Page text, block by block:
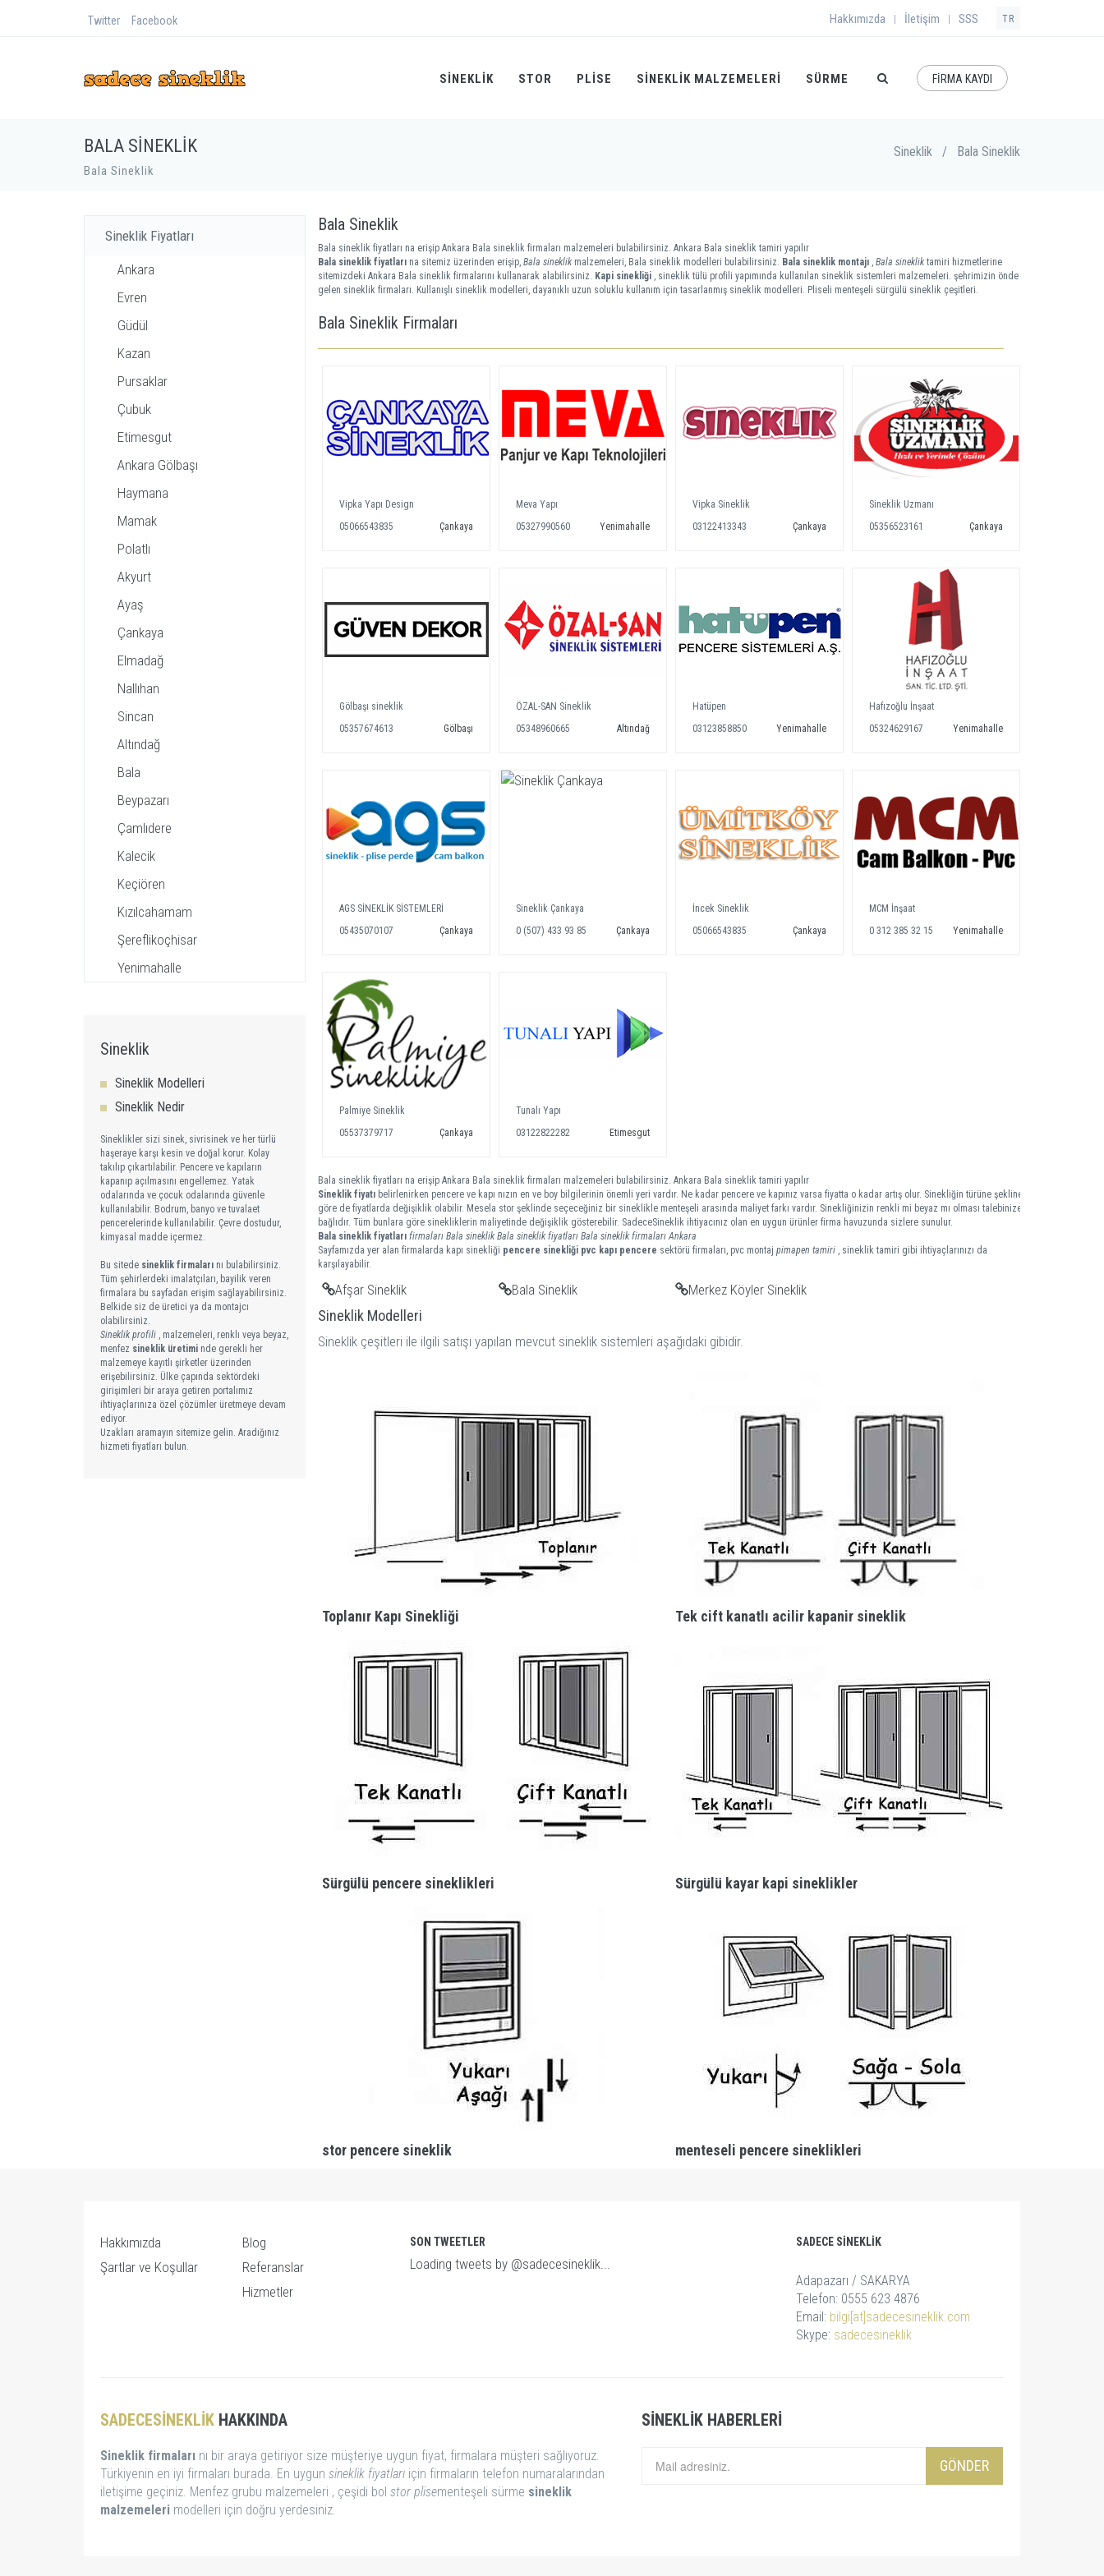
Twitter Facebook Hakkımızda | İletişim | SSS TR
SINEKLIK STOR PLİSE SINEKLIK MALZEMELERI SÜRME FİRMA KAYDI
BALA SINEKLIK
Bala Sineklik
Sineklik / Bala Sineklik
Sineklik Fiyatları
Ankara
Evren
Güdül
Kazan
Pursaklar
Çubuk
Etimesgut
Ankara Gölbaşı
Haymana
Mamak
Polatlı
Akyurt
Ayaş
Çankaya
Elmadağ
Nallıhan
Sincan
Altındağ
Bala
Beypazarı
Çamlıdere
Kalecik
Keçiören
Kızılcahamam
Şereflikoçhisar
Yenimahalle
Sineklik
Sineklik Modelleri
Sineklik Nedir
Sineklikler sizi sinek, sivrisinek ve her türlü
haşeraye karşı kesin ve doğal korur. Kolay
takılıp çıkartılabilir. Pencere ve kapıların
kapanıp açılmasını engellemez. Yatak
odalarında ve çocuk odalarında güvenle
kullanılabilir. Bodrum, banyo ve tuvalaet
pencerelerinde kullanılabilir. Çevre dostudur,
kimyasal madde içermez.
Bu sitede sineklik firmaları nı bulabilirsiniz.
Tüm şehirlerdeki imalatçıları, bayilik veren
firmalara bu sayfadan erişim sağlayabilirsiniz.
Belkide siz de üretici ya da montajcı
olabilirsiniz.
Sineklik profili , malzemeleri, renklı veya beyaz,
menfez sineklik üretimi nde gerekli her
malzemeye kayıtlı şirketler üzerinden
erişebilirsiniz. Ülke çapında sektördeki
girişimleri bir araya getiren portalımız
ihtiyaçlarınıza özel çözümler üretmeye devam
ediyor.
Uzakları aramayın sitemize gelin. Aradığınız
hizmeti fiyatları bulun.
Bala Sineklik
Bala sineklik fiyatları na erişip Ankara Bala sineklik firmaları malzemeleri bulabilirsiniz. Ankara Bala sineklik tamiri yapılır
Bala sineklik fiyatları na sitemiz üzerinden erişip, Bala sineklik malzemeleri, Bala sineklik modelleri bulabilirsiniz. Bala sineklik montajı , Bala sineklik tamiri hizmetlerine
sitemizdeki Ankara Bala sineklik firmalarını kullanarak alabilirsiniz. Kapi sinekliği , sineklik tülü profili yapımında kullanılan sineklik sistemleri malzemeleri. şehrimizin önde
gelen sineklik firmaları. Kullanışlı sineklik modelleri, dayanıklı uzun soluklu kullanım için tasarlanmış sineklik modelleri. Pliseli menteşeli sürgülü sineklik çeşitleri.
Bala Sineklik Firmaları
Vipka Yapı Design
05066543835
Çankaya
Meva Yapı
05327990560
Yenimahalle
Vipka Sineklik
03122413343
Çankaya
Sineklik Uzmanı
05356523161
Çankaya
Gölbaşı sineklik
05357674613
Gölbaşı
ÖZAL-SAN Sineklik
05348960665
Altındağ
Hatüpen
03123858850
Yenimahalle
Hafızoğlu İnşaat
05324629167
Yenimahalle
AGS SİNEKLİK SİSTEMLERİ
05435070107
Çankaya
Sineklik Çankaya
0 (507) 433 93 85
Çankaya
İncek Sineklik
05066543835
Çankaya
MCM İnşaat
0 312 385 32 15
Yenimahalle
Palmiye Sineklik
05537379717
Çankaya
Tunalı Yapı
03122822282
Etimesgut
Bala sineklik fiyatları na erişip Ankara Bala sineklik firmaları malzemeleri bulabilirsiniz. Ankara Bala sineklik tamiri yapılır
Sineklik fiyatı belirlenirken pencere ve kapı nızın en ve boy bilgilerinin önemli yeri vardır. Ne kadar pencere ve kapınız varsa fiyatta o kadar artış olur. Sinekliğin türüne şekline
göre de fiyatlarda değişiklik olabilir. Mesela stor şeklinde seçeceğiniz bir sineklikle menteşeli arasında maliyet farkı vardır. Sinekliğinizin renkli mi beyaz mı olması talebinize
bağlıdır. Tüm bunlara göre sinekliklerin maliyetinde değişiklik gösterebilir. SadeceSineklik ihtiyacınız olan en uygun ürünler firma havuzunda sizlere sunulur.
Bala sineklik fiyatları firmaları Bala sineklik Bala sineklik fiyatları Bala sineklik firmalarıAnkara
Sayfamızda yer alan firmalarda kapı sinekliği pencere sinekliği pvc kapı pencere sektörü firmaları, pvc montaj pimapen tamiri , sineklik tamiri gibi ihtiyaçlarınızı da
karşılayabilir.
Afşar Sineklik Bala Sineklik Merkez Köyler Sineklik
Sineklik Modelleri
Sineklik çeşitleri ile ilgili satışı yapılan mevcut sineklik sistemleri aşağıdaki gibidir.
Toplanır Kapı Sinekliği Tek cift kanatlı acilir kapanir sineklik
Sürgülü pencere sineklikleri Sürgülü kayar kapi sineklikler
stor pencere sineklik menteseli pencere sineklikleri
Hakkımızda
Şartlar ve Koşullar
Blog
Referanslar
Hizmetler
SON TWEETLER
Loading tweets by @sadecesineklik...
SADECE SINEKLIK
Adapazarı / SAKARYA
Telefon: 0555 623 4876
Email: bilgi[at]sadecesineklik.com
Skype: sadecesineklik
SADECESINEKLIK HAKKINDA
Sineklik firmaları nı bir araya getiriyor size müşteriye uygun fiyat, firmalara müşteri sağlıyoruz.
Türkiyenin en iyi firmaları burada. En uygun sineklik fiyatları için firmaların telefon numaralarından
iletişime geçiniz. Menfez grubu malzemeleri , çeşidi bol stor plisementeşeli sürme sineklik
malzemeleri modelleri için doğru yerdesiniz.
SINEKLIK HABERLERI
GÖNDER